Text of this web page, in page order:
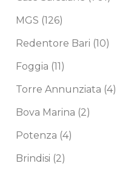
MGS (126)
Redentore Bari (10)
Foggia (11)
Torre Annunziata (4)
Bova Marina (2)
Potenza (4)
Brindisi (2)